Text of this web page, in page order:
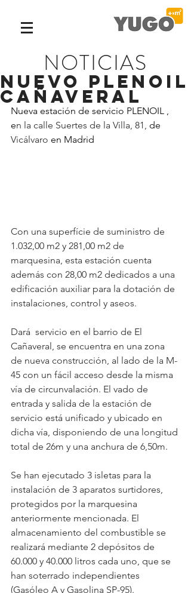
NOTICIAS
Nuevo Plenoil
Cañaveral
Nueva estación de servicio PLENOIL ,
en la calle Suertes de la Villa, 81, de
Vicálvaro en Madrid
Con una superfície de suministro de
1.032,00 m2 y 281,00 m2 de
marquesina, esta estación cuenta
además con 28,00 m2 dedicados a una
edificación auxiliar para la dotación de
instalaciones, control y aseos.
Dará  servicio en el barrio de El
Cañaveral, se encuentra en una zona
de nueva construcción, al
ado de la M-
45 con un fácil acceso desde la misma
vía de circunvalación. El vado de
entrada y salida de la estación de
servicio está unificado y ubicado en
dicha vía, disponiendo de una longitud
total de 26m y una anchura de 6,50m.
Se han ejecutado 3 isletas para la
instalación de 3 aparatos surtidores,
protegidos por la marquesina
anteriormente mencionada. El
almacenamiento del combustible se
realizará mediante 2 depósitos de
60.000 y 40.000 litros cada uno, que se
han soterrado independientes
(Gasóleo A y Gasolina SP-95).